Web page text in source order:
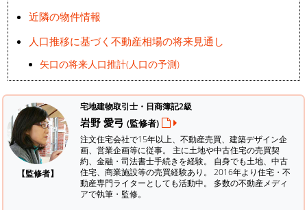
近隣の物件情報
人口推移に基づく不動産相場の将来見通し
矢口の将来人口推計(人口の予測)
【監修者】
宅地建物取引士・日商簿記2級
岩野 愛弓 (監修者)
注文住宅会社で15年以上、不動産売買、建築デザイン企
画、営業企画等に従事。 主に土地や中古住宅の売買契
約、金融・司法書士手続きを経験。 自身でも土地、中古
住宅、商業施設等の売買経験あり。 2016年より住宅・不
動産専門ライターとしても活動中。 多数の不動産メディ
アで執筆・監修。